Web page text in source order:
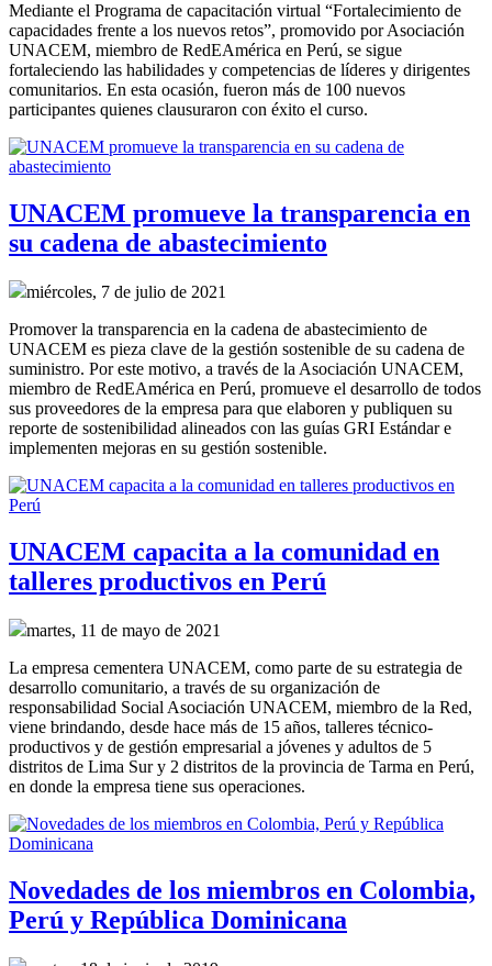
Mediante el Programa de capacitación virtual “Fortalecimiento de
capacidades frente a los nuevos retos”, promovido por Asociación
UNACEM, miembro de RedEAmérica en Perú, se sigue
fortaleciendo las habilidades y competencias de líderes y dirigentes
comunitarios. En esta ocasión, fueron más de 100 nuevos
participantes quienes clausuraron con éxito el curso.
UNACEM promueve la transparencia en
su cadena de abastecimiento
miércoles, 7 de julio de 2021
Promover la transparencia en la cadena de abastecimiento de
UNACEM es pieza clave de la gestión sostenible de su cadena de
suministro. Por este motivo, a través de la Asociación UNACEM,
miembro de RedEAmérica en Perú, promueve el desarrollo de todos
sus proveedores de la empresa para que elaboren y publiquen su
reporte de sostenibilidad alineados con las guías GRI Estándar e
implementen mejoras en su gestión sostenible.
UNACEM capacita a la comunidad en
talleres productivos en Perú
martes, 11 de mayo de 2021
La empresa cementera UNACEM, como parte de su estrategia de
desarrollo comunitario, a través de su organización de
responsabilidad Social Asociación UNACEM, miembro de la Red,
viene brindando, desde hace más de 15 años, talleres técnico-
productivos y de gestión empresarial a jóvenes y adultos de 5
distritos de Lima Sur y 2 distritos de la provincia de Tarma en Perú,
en donde la empresa tiene sus operaciones.
Novedades de los miembros en Colombia,
Perú y República Dominicana